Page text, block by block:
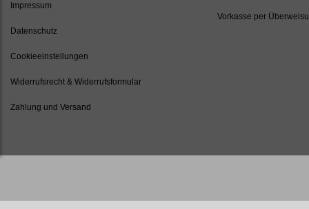
Impressum
Datenschutz
Cookieeinstellungen
Widerrufsrecht & Widerrufsformular
Zahlung und Versand
Vorkasse per